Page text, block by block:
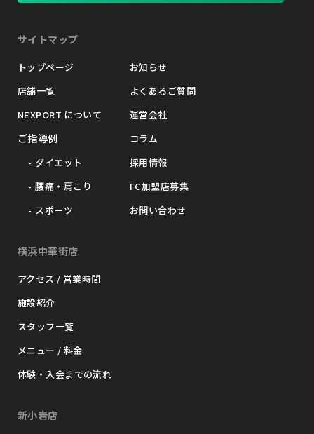
サイトマップ
トップページ
店舗一覧
NEXPORT について
ご指導例
ダイエット
腰痛・肩こり
スポーツ
お知らせ
よくあるご質問
運営会社
コラム
採用情報
FC加盟店募集
お問い合わせ
横浜中華街店
アクセス / 営業時間
施設紹介
スタッフ一覧
メニュー / 料金
体験・入会までの流れ
新小岩店